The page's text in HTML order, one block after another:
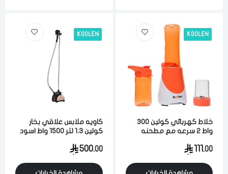
KOOLEN
خلاط كهربائي كولين 300
واط 2 سرعه مع مطحنه
111.00
KOOLEN
كاويه ملابس علاقي بخار
كولين 1.3 لتر 1500 واط اسود
500.00